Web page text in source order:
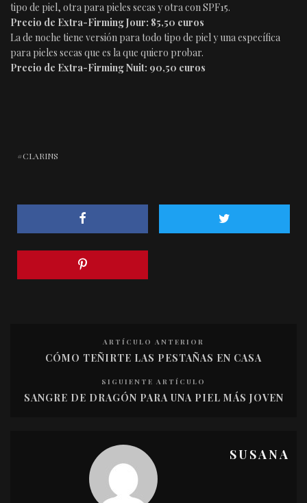
tipo de piel, otra para pieles secas y otra con SPF15.
Precio de Extra-Firming Jour: 85,50 euros
La de noche tiene versión para todo tipo de piel y una específica
para pieles secas que es la que quiero probar.
Precio de Extra-Firming Nuit: 90,50 euros
CLARINS
ARTÍCULO ANTERIOR
CÓMO TEÑIRTE LAS PESTAÑAS EN CASA
SIGUIENTE ARTÍCULO
SANGRE DE DRAGÓN PARA UNA PIEL MÁS JOVEN
SUSANA